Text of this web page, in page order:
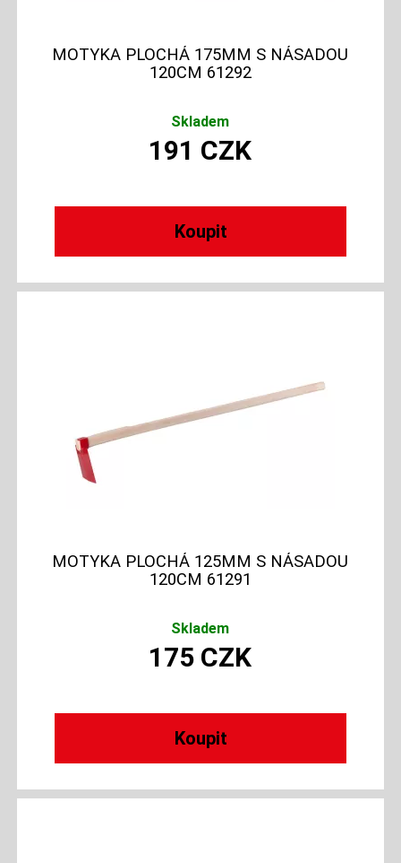
MOTYKA PLOCHÁ 175MM S NÁSADOU
120CM 61292
Skladem
191 CZK
MOTYKA PLOCHÁ 125MM S NÁSADOU
120CM 61291
Skladem
175 CZK